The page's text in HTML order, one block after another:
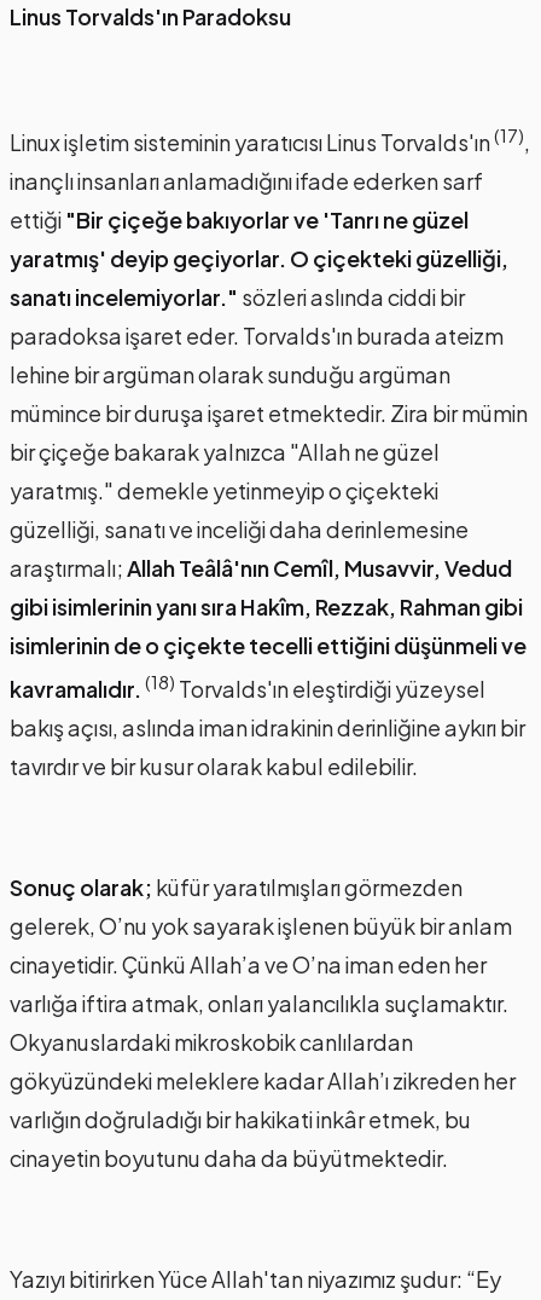
Linus Torvalds'ın Paradoksu
Linux işletim sisteminin yaratıcısı Linus Torvalds'ın(17),
inançlı insanları anlamadığını ifade ederken sarf
ettiği "Bir çiçeğe bakıyorlar ve 'Tanrı ne güzel
yaratmış' deyip geçiyorlar. O çiçekteki güzelliği,
sanatı incelemiyorlar." sözleri aslında ciddi bir
paradoksa işaret eder. Torvalds'ın burada ateizm
lehine bir argüman olarak sunduğu argüman
mümince bir duruşa işaret etmektedir. Zira bir mümin
bir çiçeğe bakarak yalnızca "Allah ne güzel
yaratmış." demekle yetinmeyip o çiçekteki
güzelliği, sanatı ve inceliği daha derinlemesine
araştırmalı;Allah Teâlâ'nın Cemîl, Musavvir, Vedud
gibi isimlerinin yanı sıra Hakîm, Rezzak, Rahman gibi
isimlerinin de o çiçekte tecelli ettiğini düşünmeli ve
kavramalıdır. (18) Torvalds'ın eleştirdiği yüzeysel
bakış açısı, aslında iman idrakinin derinliğine aykırı bir
tavırdır ve bir kusur olarak kabul edilebilir.
Sonuç olarak; küfür yaratılmışları görmezden
gelerek, O’nu yok sayarak işlenen büyük bir anlam
cinayetidir. Çünkü Allah’a ve O’na iman eden her
varlığa iftira atmak, onları yalancılıkla suçlamaktır.
Okyanuslardaki mikroskobik canlılardan
gökyüzündeki meleklere kadar Allah’ı zikreden her
varlığın doğruladığı bir hakikati inkâr etmek, bu
cinayetin boyutunu daha da büyütmektedir.
Yazıyı bitirirken Yüce Allah'tan niyazımız şudur: “Ey